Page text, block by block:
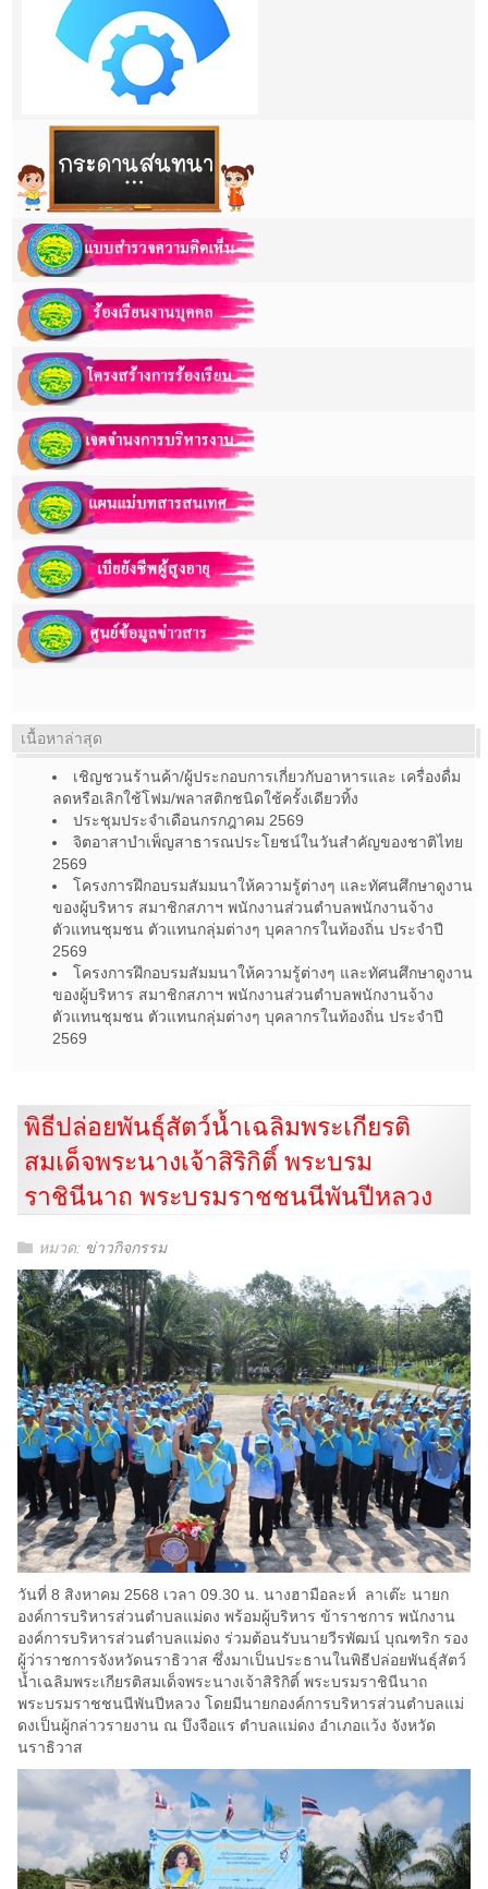
เนื้อหาล่าสุด
เชิญชวนร้านค้า/ผู้ประกอบการเกี่ยวกับอาหารและ เครื่องดื่ม
ลดหรือเลิกใช้โฟม/พลาสติกชนิดใช้ครั้งเดียวทิ้ง
ประชุมประจำเดือนกรกฎาคม 2569
จิตอาสาบำเพ็ญสาธารณประโยชน์ในวันสำคัญของชาติไทย
2569
โครงการฝึกอบรมสัมมนาให้ความรู้ต่างๆ และทัศนศึกษาดูงาน
ของผู้บริหาร สมาชิกสภาฯ พนักงานส่วนตำบลพนักงานจ้าง
ตัวแทนชุมชน ตัวแทนกลุ่มต่างๆ บุคลากรในท้องถิ่น ประจำปี
2569
โครงการฝึกอบรมสัมมนาให้ความรู้ต่างๆ และทัศนศึกษาดูงาน
ของผู้บริหาร สมาชิกสภาฯ พนักงานส่วนตำบลพนักงานจ้าง
ตัวแทนชุมชน ตัวแทนกลุ่มต่างๆ บุคลากรในท้องถิ่น ประจำปี
2569
พิธีปล่อยพันธุ์สัตว์น้ำเฉลิมพระเกียรติ
สมเด็จพระนางเจ้าสิริกิติ์ พระบรม
ราชินีนาถ พระบรมราชชนนีพันปีหลวง
หมวด: ข่าวกิจกรรม
วันที่ 8 สิงหาคม 2568 เวลา 09.30 น. นางฮามือละห์ ลาเต๊ะ นายก
องค์การบริหารส่วนตำบลแม่ดง พร้อมผู้บริหาร ข้าราชการ พนักงาน
องค์การบริหารส่วนตำบลแม่ดง ร่วมต้อนรับนายวีรพัฒน์ บุณฑริก รอง
ผู้ว่าราชการจังหวัดนราธิวาส ซึ่งมาเป็นประธานในพิธีปล่อยพันธุ์สัตว์
น้ำเฉลิมพระเกียรติสมเด็จพระนางเจ้าสิริกิติ์ พระบรมราชินีนาถ
พระบรมราชชนนีพันปีหลวง โดยมีนายกองค์การบริหารส่วนตำบลแม่
ดงเป็นผู้กล่าวรายงาน ณ บึงจือแร ตำบลแม่ดง อำเภอแว้ง จังหวัด
นราธิวาส